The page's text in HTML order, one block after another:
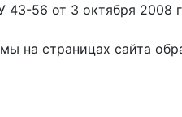
56 от 3 октября 2008
на страницах сайта